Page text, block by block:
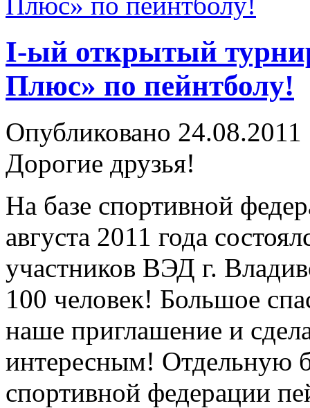
I-ый открытый
Плюс» по пейнтболу!
Опубликовано 24.08.2011
Дорогие друзья!
На базе спортивной
августа 2011 года
участников ВЭД г.
100 человек! Большое
наше приглашение и
интересным! Отдельную
спортивной федерации